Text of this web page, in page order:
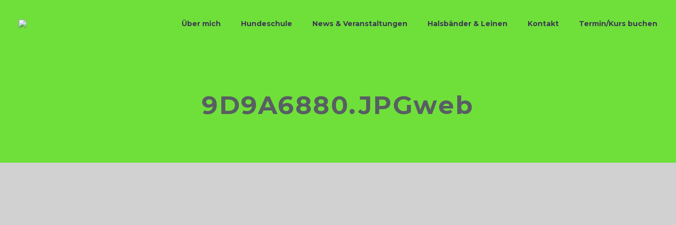
Über mich Hundeschule News & Veranstaltungen Halsbänder & Leinen Kontakt Termin/Kurs buchen
9D9A6880.JPGweb